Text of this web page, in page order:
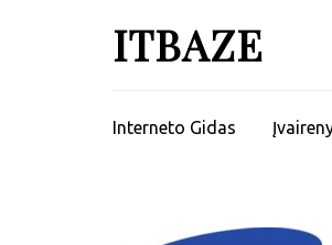
ITBAZE
Interneto Gidas